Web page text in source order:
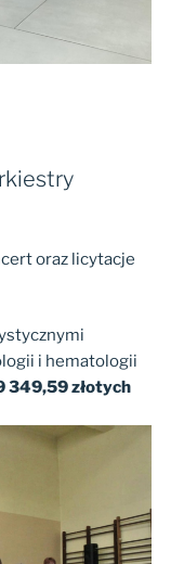
oraz licytacje
i hematologii
349,59 złotych